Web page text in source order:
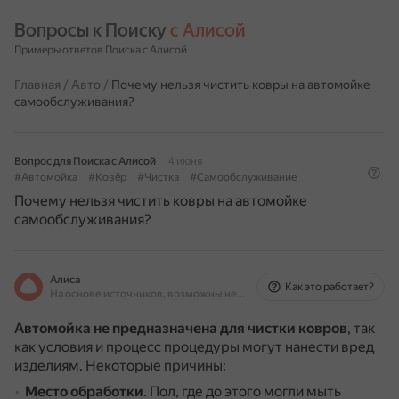
Вопросы к Поиску с Алисой
Примеры ответов Поиска с Алисой
Главная / Авто / Почему нельзя чистить ковры на автомойке
самообслуживания?
Вопрос для Поиска с Алисой
4 июня
#Автомойка
#Ковёр #Чистка #Самообслуживание
Почему нельзя чистить ковры на автомойке
самообслуживания?
Алиса
На основе источников, возможны неточности
Как это работает?
Автомойка не предназначена для чистки ковров, так
как условия и процесс процедуры могут нанести вред
изделиям. Некоторые причины:
Место обработки. Пол, где до этого могли мыть